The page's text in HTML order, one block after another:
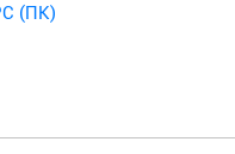
(ПК)